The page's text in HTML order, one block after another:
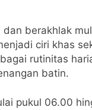
berakhlak
ciri khas
rutinitas
batin.
pukul 06.00